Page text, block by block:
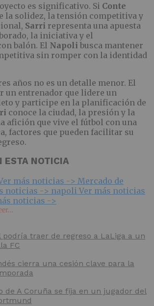
es significativo. Si Conte
la solidez, la tensión competitiva y
Sarri representa una apuesta
la iniciativa y el
balón. El Napoli busca mantener
sin romper con la identidad
años no es un detalle menor. El
un entrenador que lidere un
y participe en la planificación de
conoce la ciudad, la presión y la
afición que vive el fútbol con una
factores que pueden facilitar su
ESTA NOTICIA
más noticias -> Mercado de
noticias -> napoli Ver más noticias
noticias ->
podría traer de regreso a LaLiga a un
FC
cierra una cesión clave para la
de A Coruña se fija en un jugador del